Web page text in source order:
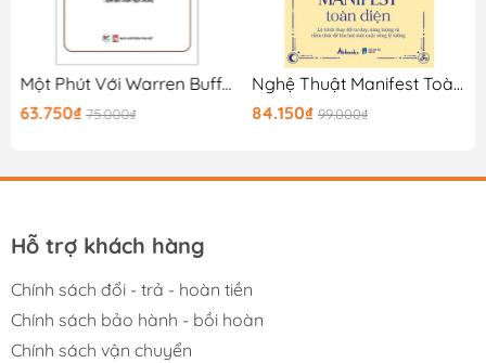
Một Phút Với Warren Buffett (Bản 2018)
63.750₫ 75.000₫
Nghệ Thuật Manifest Toàn Diện - Lộ Trình Thay Đổi Tư Duy, Năng Lượng Và Tiềm Thức Để Thu Hút Một Cuộc Sống Lý Tưởng
84.150₫ 99.000₫
Hỗ trợ khách hàng
Chính sách đổi - trả - hoàn tiền
Chính sách bảo hành - bồi hoàn
Chính sách vận chuyển